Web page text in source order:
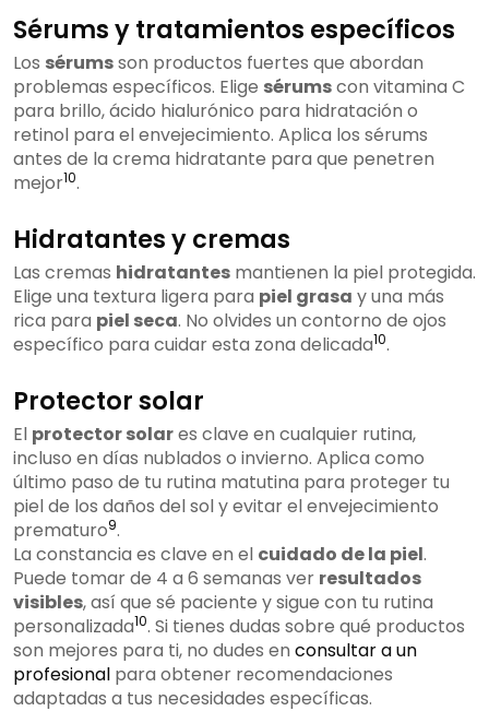
Sérums y tratamientos específicos
Los sérumsson productos fuertes que abordan
problemas específicos. Elige sérumscon vitamina C
para brillo, ácido hialurónico para hidratación o
retinol para el envejecimiento. Aplica los sérums
antes de la crema hidratante para que penetren
mejor10.
Hidratantes y cremas
Las cremas hidratantes mantienen la piel protegida.
Elige una textura ligera para piel grasa y una más
rica para piel seca. No olvides un contorno de ojos
específico para cuidar esta zona delicada10.
Protector solar
El protector solares clave en cualquier rutina,
incluso en días nublados o invierno. Aplica como
último paso de tu rutina matutina para proteger tu
piel de los daños del sol y evitar el envejecimiento
prematuro9.
La constancia es clave en el cuidado de la piel.
Puede tomar de 4 a 6 semanas ver resultados
visibles, así que sé paciente y sigue con tu rutina
personalizada10. Si tienes dudas sobre qué productos
son mejores para ti, no dudes en consultar a un
profesional para obtener recomendaciones
adaptadas a tus necesidades específicas.